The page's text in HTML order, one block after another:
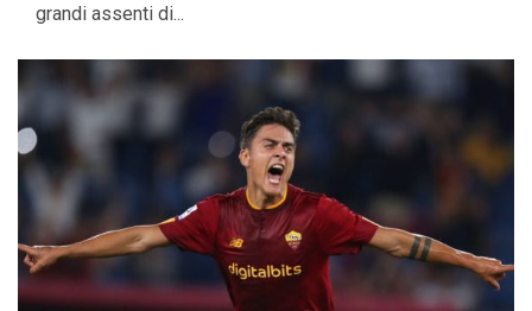
grandi assenti di...